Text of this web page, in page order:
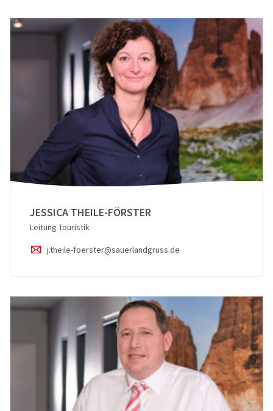
JESSICA THEILE-FÖRSTER
Leitung Touristik
j.theile-foerster@sauerlandgruss.de